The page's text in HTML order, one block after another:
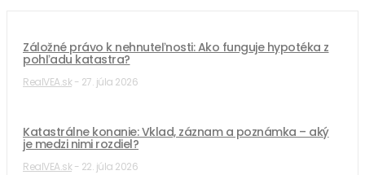
Záložné právo k nehnuteľnosti: Ako funguje hypotéka z
pohľadu katastra?
RealVEA.sk - 27. júla 2026
Katastrálne konanie: Vklad, záznam a poznámka – aký
je medzi nimi rozdiel?
RealVEA.sk - 22. júla 2026